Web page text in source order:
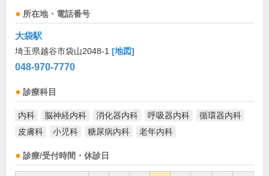
所在地・電話番号
大袋駅
埼玉県越谷市袋山2048-1 [地図]
048-970-7770
診療科目
内科 脳神経内科 消化器内科 呼吸器内科
循環器内科
皮膚科
小児科 糖尿病内科 老年内科
診療/受付時間・休診日